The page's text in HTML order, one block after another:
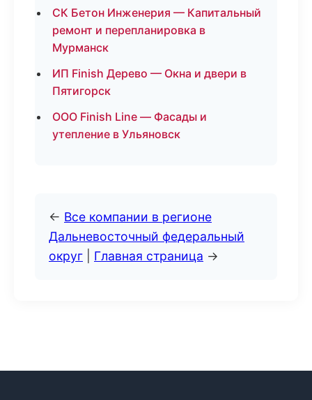
СК Бетон Инженерия — Капитальный
ремонт и перепланировка в
Мурманск
ИП Finish Дерево — Окна и двери в
Пятигорск
ООО Finish Line — Фасады и
утепление в Ульяновск
← Все компании в регионе
Дальневосточный федеральный
округ
Главная страница →